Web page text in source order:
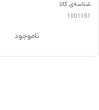
شناسه‌ی کالا
1001151
ناموجود